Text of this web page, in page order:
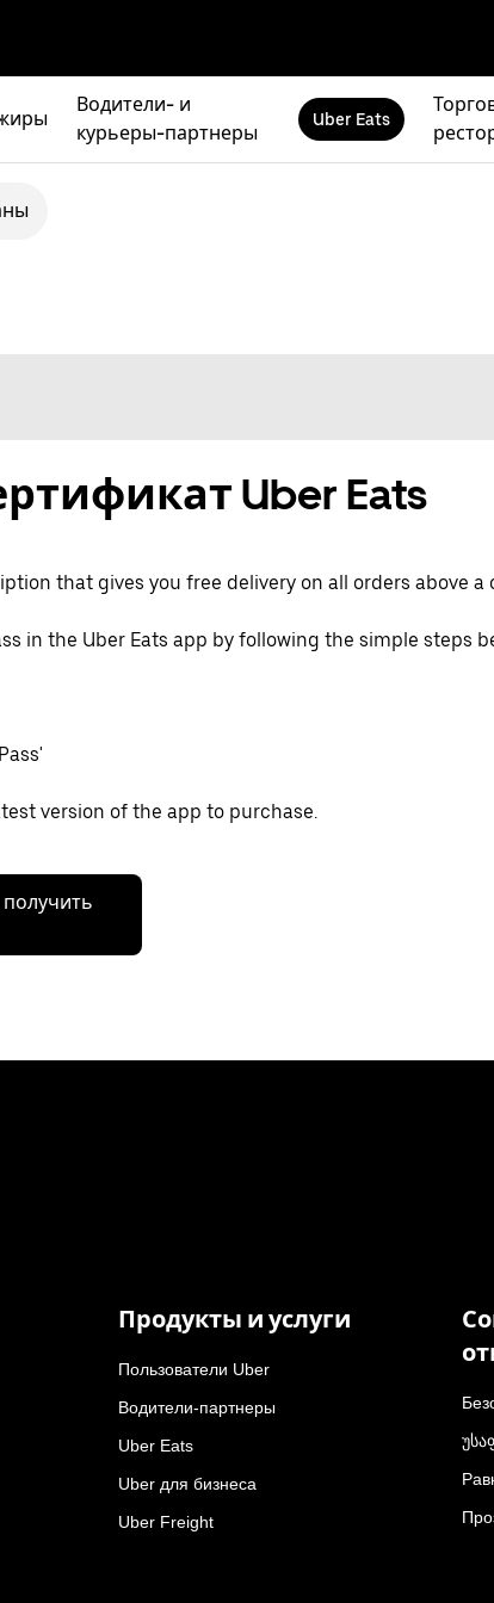
Водители- и
курьеры-партнеры
Uber Eats
Uber Eats
that gives you free delivery on all orders above
in the Uber Eats app by following the simple steps
version of the app to purchase.
Продукты и услуги
Пользователи Uber
Водители-партнеры
Uber Eats
Uber для бизнеса
Uber Freight